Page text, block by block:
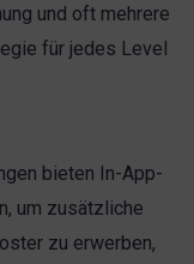
und oft mehrere
für jedes Level
bieten In-App-
um zusätzliche
zu erwerben,